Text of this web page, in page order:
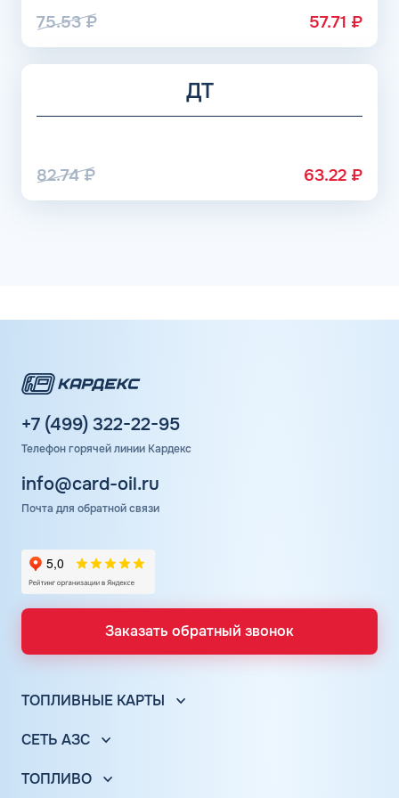
75.53₽ 57.71 ₽
ДТ
82.74₽ 63.22 ₽
+7 (499) 322-22-95
Телефон горячей линии Кардекс
info@card-oil.ru
Почта для обратной связи
Заказать обратный звонок
ТОПЛИВНЫЕ КАРТЫ
Топливные карты КАРДЕКС
Топливные карты Лукойл
СЕТЬ АЗС
АЗС Лукойл
ТОПЛИВО